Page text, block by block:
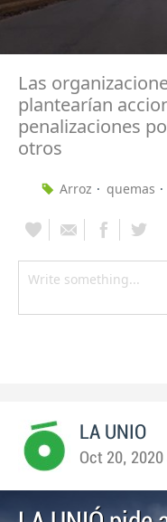
Las
plantearían
penalizaciones
otros
Arroz quemas
LA UNIO
Oct 20,